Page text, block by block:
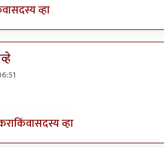
सदस्य व्हा
किंवासदस्य व्हा